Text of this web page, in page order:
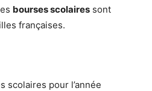
bourses scolaires sont
françaises.
scolaires pour l’année